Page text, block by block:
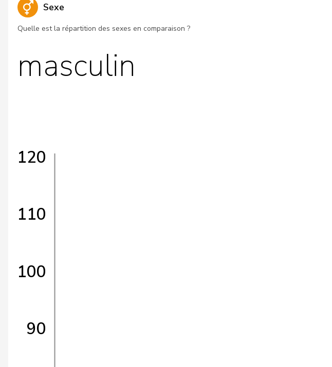
Sexe
Quelle est la répartition des sexes en comparaison ?
masculin
90
100
110
120